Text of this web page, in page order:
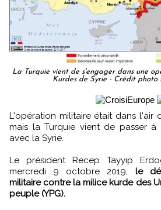
La Turquie vient de s'engager dans une
Kurdes de Syrie - Crédit photo
L'opération militaire était dans l'air depuis quelques jours,
mais la Turquie vient de passer
avec la Syrie.
Le président Recep Tayyip
mercredi 9 octobre 2019, le
militaire contre la milice kurde des
peuple (YPG).